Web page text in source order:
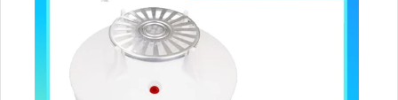
hoạt động ổn định trong mọi môi trường.